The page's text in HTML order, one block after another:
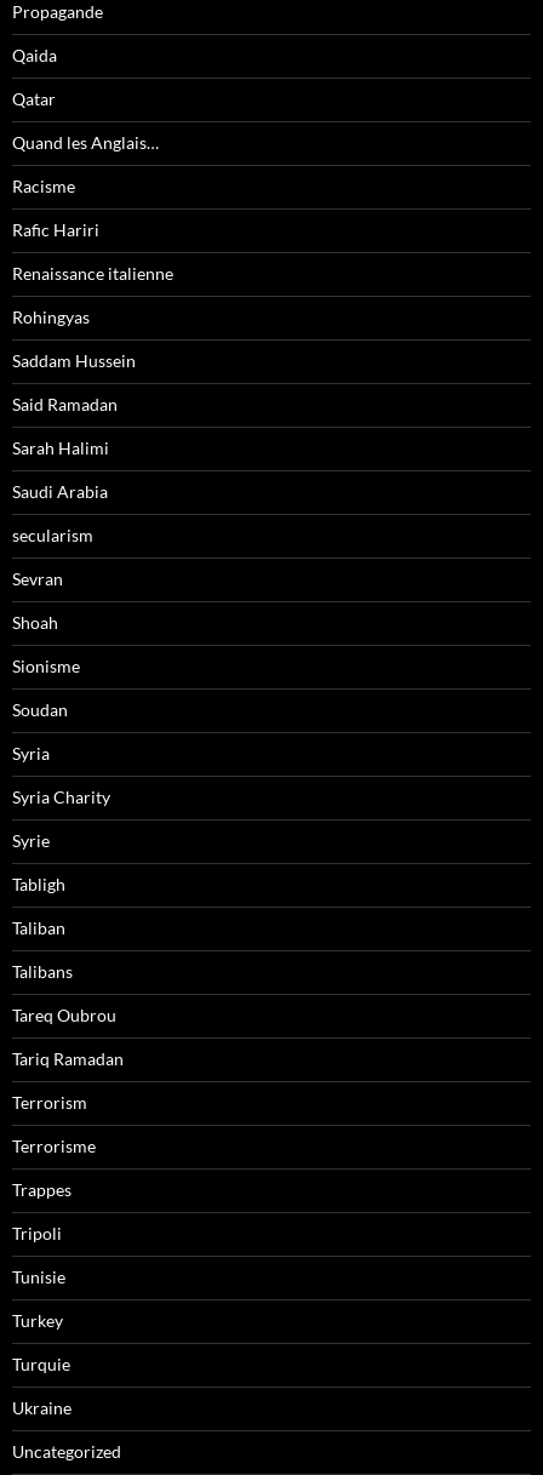
Propagande
Qaida
Qatar
Quand les Anglais…
Racisme
Rafic Hariri
Renaissance italienne
Rohingyas
Saddam Hussein
Said Ramadan
Sarah Halimi
Saudi Arabia
secularism
Sevran
Shoah
Sionisme
Soudan
Syria
Syria Charity
Syrie
Tabligh
Taliban
Talibans
Tareq Oubrou
Tariq Ramadan
Terrorism
Terrorisme
Trappes
Tripoli
Tunisie
Turkey
Turquie
Ukraine
Uncategorized